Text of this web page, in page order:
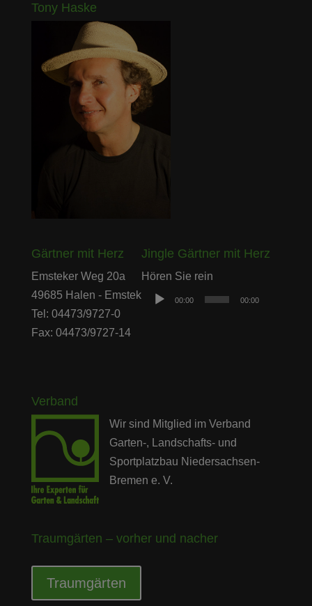
Tony Haske
Gärtner mit Herz
Emsteker Weg 20a
49685 Halen - Emstek
Tel: 04473/9727-0
Fax: 04473/9727-14
Jingle Gärtner mit Herz
Hören Sie reinAudio-
Player
00:00 00:00
Verband
Wir sind Mitglied im Verband
Garten-, Landschafts- und
Sportplatzbau Niedersachsen-
Bremen e. V.
Traumgärten – vorher und nacher
Traumgärten